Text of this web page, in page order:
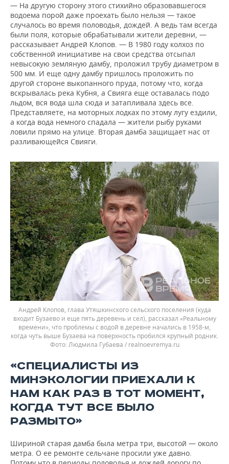
— На другую сторону этого стихийно образовавшегося
водоема порой даже проехать было нельзя — такое
случалось во время половодья, дождей. А ведь там всегда
были поля, которые обрабатывали жители деревни, —
рассказывает Андрей Клопов. — В 1980 году колхоз по
собственной инициативе на свои средства отсыпал
невысокую земляную дамбу, проложил трубу диаметром в
500 мм. И еще одну дамбу пришлось проложить по
другой стороне выкопанного пруда, потому что, когда
вскрывалась река Кубня, а Свияга еще оставалась подо
льдом, вся вода шла сюда и затапливала здесь все.
Представляете, на моторных лодках по этому лугу ездили,
а когда вода немного спадала — жители рыбу руками
ловили прямо на улице. Вторая дамба защищает нас от
разливающейся Свияги.
Андрей Клопов, глава Утяшкинского сельского поселения (куда
входит Бузаево и еще пять деревень и сел), рассказал «Реальному
времени», что проблемы с водой в деревне начались в 1958-м,
когда чуть выше Бузаева на поверхность пробился крупный родник.
Людмила Губаева / realnoevremya.ru
«СПЕЦИАЛИСТЫ ИЗ
МИНЭКОЛОГИИ ПРИЕХАЛИ К
НАМ КАК РАЗ В ТОТ МОМЕНТ,
КОГДА ТУТ ВСЕ БЫЛО
РАЗМЫТО»
Шириной старая дамба была метра три, высотой — около
метра. О ее ремонте сельчане просили уже давно.